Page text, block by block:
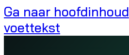
Ga naar hoofdinhoud
voettekst